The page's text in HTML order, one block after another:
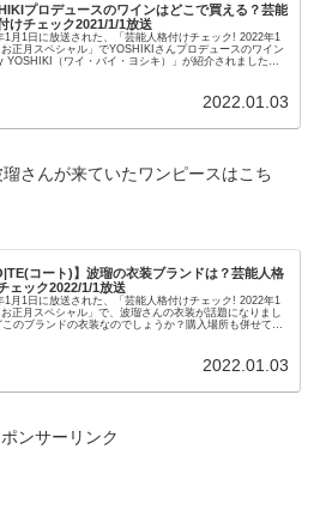
プロデュースのワインはどこで買える？芸能
けチェック2021/1/1放送
1月1日に放送された、「芸能人格付けチェック! 2022年1
お正月スペシャル」でYOSHIKIさんプロデュースのワイン
YOSHIKI（ワイ・バイ・ヨシキ）」が紹介されました。
2022.01.03
さんが来ていたワンピースはこち
コート)】波瑠の衣装ブランドは？芸能人格
ェック2022/1/1放送
1月1日に放送された、「芸能人格付けチェック! 2022年1
お正月スペシャル」で、波瑠さんの衣装が話題になりまし
のブランドの衣装なのでしょうか？購入場所も併せてご
2022.01.03
ンサーリンク